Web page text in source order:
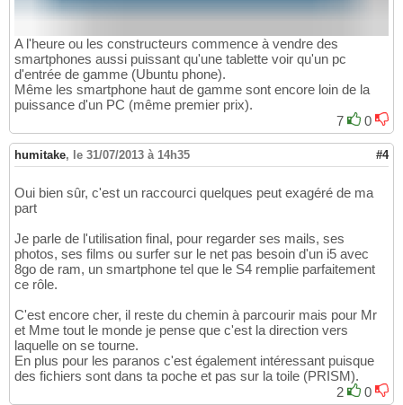
A l'heure ou les constructeurs commence à vendre des
smartphones aussi puissant qu'une tablette voir qu'un pc
d'entrée de gamme (Ubuntu phone).
Même les smartphone haut de gamme sont encore loin de la
puissance d'un PC (même premier prix).
7
0
humitake, le 31/07/2013 à 14h35 #4
Oui bien sûr, c'est un raccourci quelques peut exagéré de ma
part
Je parle de l'utilisation final, pour regarder ses mails, ses
photos, ses films ou surfer sur le net pas besoin d'un i5 avec
8go de ram, un smartphone tel que le S4 remplie parfaitement
ce rôle.
C'est encore cher, il reste du chemin à parcourir mais pour Mr
et Mme tout le monde je pense que c'est la direction vers
laquelle on se tourne.
En plus pour les paranos c'est également intéressant puisque
des fichiers sont dans ta poche et pas sur la toile (PRISM).
2
0